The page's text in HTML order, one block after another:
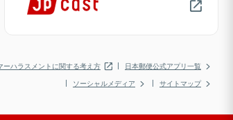
ーハラスメントに関する考え方
日本郵便公式アプリ一覧
ソーシャルメディア
サイトマップ